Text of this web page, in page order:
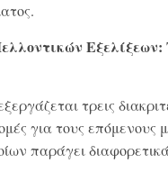
.
τρεις
για τους επόμενους
παράγει